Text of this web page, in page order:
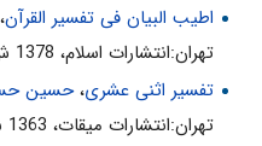
اطیب البیان فی تفسیر القرآن‌،
تهران:انتشارات اسلام‌، 1378 ش‌، چاپ دوم‌
تفسیر اثنی عشری،حسین
تهران:انتشارات ميقات، 1363 ش، چاپ اول